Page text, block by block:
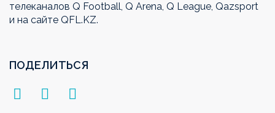
телеканалов Q Football, Q Arena, Q League, Qazsport
и на сайте QFL.KZ.
ПОДЕЛИТЬСЯ